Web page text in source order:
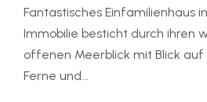
Fantastisches Einfamilienhaus
Immobilie besticht durch ihren
offenen Meerblick mit Blick
Ferne und...